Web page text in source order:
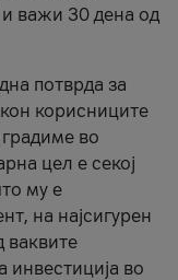
и важи 30 дена од
потврда за
корисниците
градиме во
цел е секој
му е
на најсигурен
ваквите
инвестиција во